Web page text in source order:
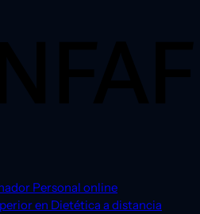
Personal online
en Dietética a distancia